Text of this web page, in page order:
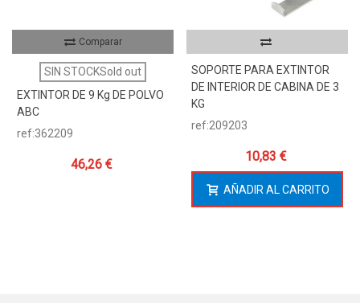
Comparar
SIN STOCKSold out
EXTINTOR DE 9 Kg DE POLVO
ABC
ref:362209
46,26 €
SOPORTE PARA EXTINTOR
DE INTERIOR DE CABINA DE 3
KG
ref:209203
10,83 €
AÑADIR AL CARRITO